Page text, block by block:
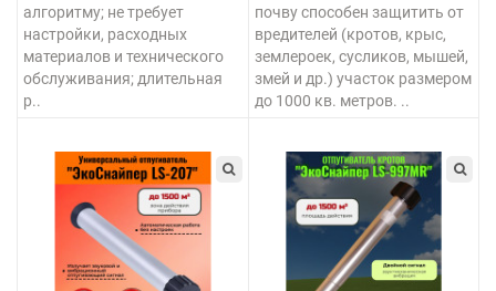
алгоритму; не требует
настройки, расходных
материалов и технического
обслуживания; длительная
р..
почву способен защитить от
вредителей (кротов, крыс,
землероек, сусликов, мышей,
змей и др.) участок размером
до 1000 кв. метров. ..